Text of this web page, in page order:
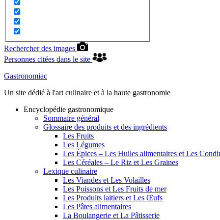
Rechercher des images
Personnes citées dans le site
Gastronomiac
Un site dédié à l'art culinaire et à la haute gastronomie
Encyclopédie gastronomique
Sommaire général
Glossaire des produits et des ingrédients
Les Fruits
Les Légumes
Les Épices – Les Huiles alimentaires et Les
Les Céréales – Le Riz et Les Graines
Lexique culinaire
Les Viandes et Les Volailles
Les Poissons et Les Fruits de mer
Les Produits laitiers et Les Œufs
Les Pâtes alimentaires
La Boulangerie et La Pâtisserie